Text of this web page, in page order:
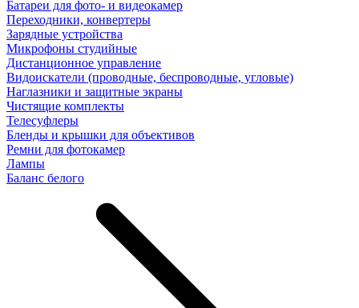
Батареи для фото- и видеокамер
Переходники, конвертеры
Зарядные устройства
Микрофоны студийные
Дистанционное управление
Видоискатели (проводные, беспроводные, угловые)
Наглазники и защитные экраны
Чистящие комплекты
Телесуфлеры
Бленды и крышки для объективов
Ремни для фотокамер
Лампы
Баланс белого